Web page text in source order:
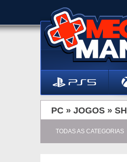
PC » JOGOS »
TODAS AS CATEGORIAS